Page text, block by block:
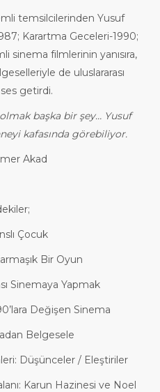
temsilcilerinden Yusuf
Karartma Geceleri-1990;
sinema filmlerinin yanısıra,
de uluslararası
getirdi.
başka bir şey… Yusuf
kafasında görebiliyor.
Akad
Çocuk
Bir Oyun
Sinemaya Yapmak
Değişen Sinema
Belgesele
Düşünceler / Eleştiriler
Karun Hazinesi ve Noel